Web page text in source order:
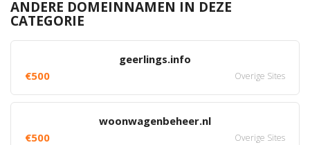
ANDERE DOMEINNAMEN IN DEZE
CATEGORIE
geerlings.info
€500
Overige Sites
woonwagenbeheer.nl
€500
Overige Sites